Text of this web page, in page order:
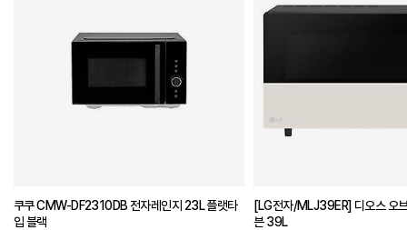
쿠쿠 CMW-DF2310DB 전자레인지 23L 플랫타
입 블랙
[LG전자/MLJ39ER] 디오스 오
븐 39L